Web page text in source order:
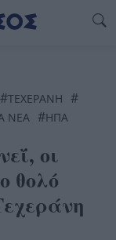
#ΤΕΧΕΡΆΝΗ #
ΝΈΑ #ΗΠΑ
οι
θολό